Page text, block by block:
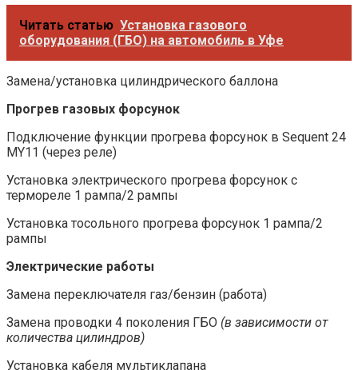
Читать статью Установка газового
оборудования (ГБО) на автомобиль в Уфе
Замена/установка цилиндрического баллона
Прогрев газовых форсунок
Подключение функции прогрева форсунок в Sequent 24
MY11 (через реле)
Установка электрического прогрева форсунок с
термореле 1 рампа/2 рампы
Установка тосольного прогрева форсунок 1 рампа/2
рампы
Электрические работы
Замена переключателя газ/бензин (работа)
Замена проводки 4 поколения ГБО (в зависимости от
количества цилиндров)
Установка кабеля мультиклапана